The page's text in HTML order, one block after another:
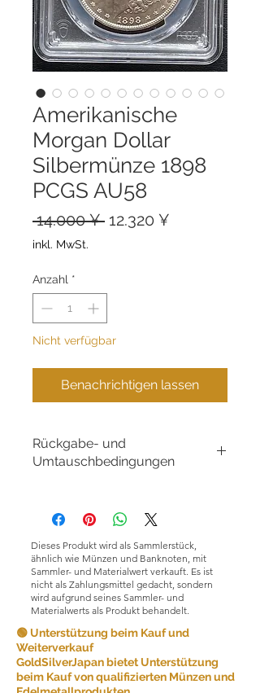
Amerikanische
Morgan Dollar
Silbermünze 1898
PCGS AU58
14.000 ¥ Standardpreis
12.320 ¥
inkl. MwSt.
Anzahl *
Nicht verfügbar
Benachrichtigen lassen
Rückgabe- und
Umtauschbedingungen
GoldSilverJapan Co., Ltd. ist bestrebt,
Dienstleistungen anzubieten und die
Kundenzufriedenheit sicherzustellen.
Aufgrund der Art der von uns
verkauften Produkte akzeptieren wir
aus Gründen der Kundenfreundlichkeit
grundsätzlich keine Rücksendungen.
Unter bestimmten Umständen können
wir jedoch ausnahmsweise
Dieses Produkt wird als Sammlerstück,
ähnlich wie Münzen und Banknoten, mit
Sammler- und Materialwert verkauft. Es ist
nicht als Zahlungsmittel gedacht, sondern
wird aufgrund seines Sammler- und
Materialwerts als Produkt behandelt.
🟢 Unterstützung beim Kauf und
Weiterverkauf
GoldSilverJapan bietet Unterstützung
beim Kauf von qualifizierten Münzen und